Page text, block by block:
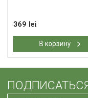
369 lei
В корзину